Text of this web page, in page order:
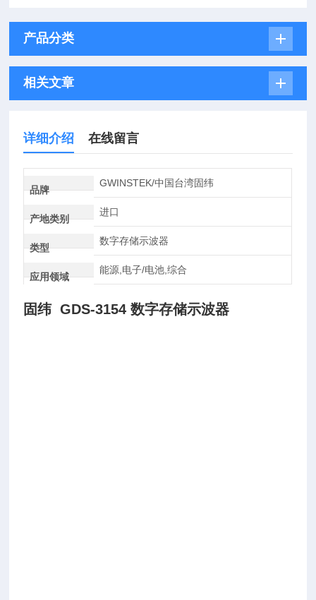
产品分类
相关文章
详细介绍 在线留言
品牌
GWINSTEK/中国台湾固纬
产地类别
进口
类型
数字存储示波器
应用领域
能源,电子/电池,综合
固纬 GDS-3154 数字存储示波器